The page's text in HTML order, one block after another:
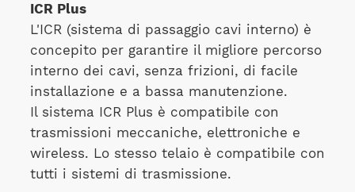
ICR Plus
L'ICR (sistema di passaggio cavi interno) è
concepito per garantire il migliore percorso
interno dei cavi, senza frizioni, di facile
installazione e a bassa manutenzione.
Il sistema ICR Plus è compatibile con
trasmissioni meccaniche, elettroniche e
wireless. Lo stesso telaio è compatibile con
tutti i sistemi di trasmissione.